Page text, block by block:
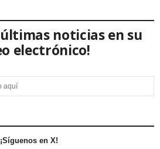
noticias en su
electrónico!
¡Síguenos en X!